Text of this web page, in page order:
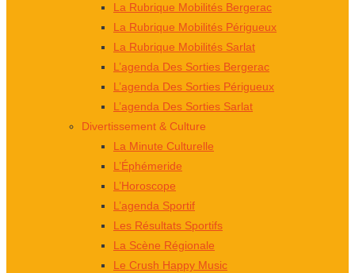
La Rubrique Mobilités Bergerac
La Rubrique Mobilités Périgueux
La Rubrique Mobilités Sarlat
L’agenda Des Sorties Bergerac
L’agenda Des Sorties Périgueux
L’agenda Des Sorties Sarlat
Divertissement & Culture
La Minute Culturelle
L’Éphémeride
L’Horoscope
L’agenda Sportif
Les Résultats Sportifs
La Scène Régionale
Le Crush Happy Music